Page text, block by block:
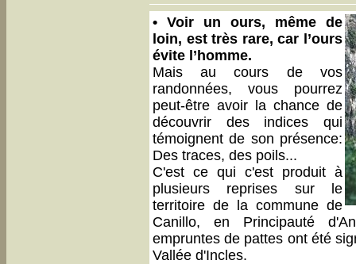
• Voir un ours, même de
loin, est très rare, car l’ours
évite l’homme.
Mais au cours de vos
randonnées, vous pourrez
peut-être avoir la chance de
découvrir des indices qui
témoignent de son présence:
Des traces, des poils...
C'est ce qui c'est produit à
plusieurs reprises sur le
territoire de la commune de
Canillo, en Principauté
empruntes de pattes ont été
Vallée d'Incles.